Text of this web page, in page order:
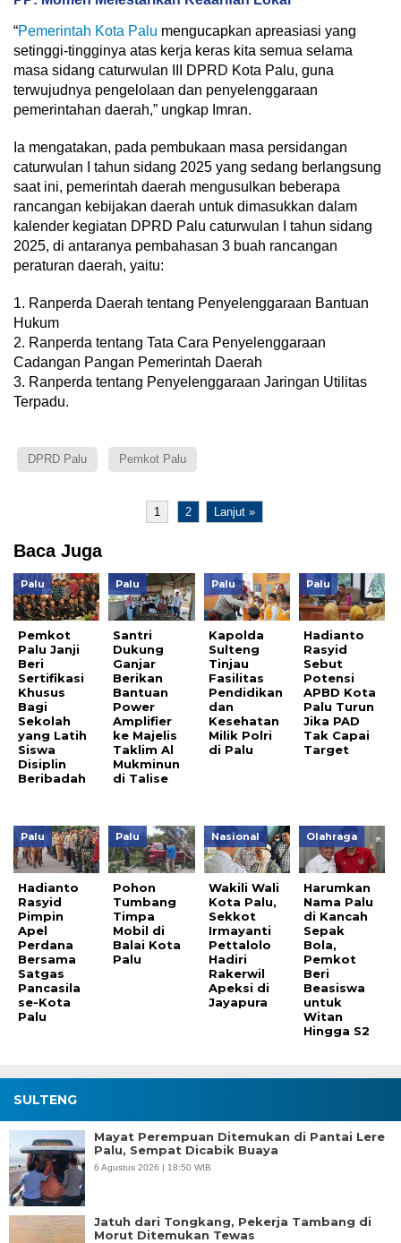
“Pemerintah Kota Palu mengucapkan apreasiasi yang
setinggi-tingginya atas kerja keras kita semua selama
masa sidang caturwulan III DPRD Kota Palu, guna
terwujudnya pengelolaan dan penyelenggaraan
pemerintahan daerah,” ungkap Imran.
Ia mengatakan, pada pembukaan masa persidangan
caturwulan I tahun sidang 2025 yang sedang berlangsung
saat ini, pemerintah daerah mengusulkan beberapa
rancangan kebijakan daerah untuk dimasukkan dalam
kalender kegiatan DPRD Palu caturwulan I tahun sidang
2025, di antaranya pembahasan 3 buah rancangan
peraturan daerah, yaitu:
1. Ranperda Daerah tentang Penyelenggaraan Bantuan
Hukum
2. Ranperda tentang Tata Cara Penyelenggaraan
Cadangan Pangan Pemerintah Daerah
3. Ranperda tentang Penyelenggaraan Jaringan Utilitas
Terpadu.
DPRD Palu Pemkot Palu
1 2 Lanjut »
Baca Juga
Palu
Pemkot
Palu Janji
Beri
Sertifikasi
Khusus
Bagi
Sekolah
yang Latih
Siswa
Disiplin
Beribadah
Palu
Santri
Dukung
Ganjar
Berikan
Bantuan
Power
Amplifier
ke Majelis
Taklim Al
Mukminun
di Talise
Palu
Kapolda
Sulteng
Tinjau
Fasilitas
Pendidikan
dan
Kesehatan
Milik Polri
di Palu
Palu
Hadianto
Rasyid
Sebut
Potensi
APBD Kota
Palu Turun
Jika PAD
Tak Capai
Target
Palu
Hadianto
Rasyid
Pimpin
Apel
Perdana
Bersama
Satgas
Pancasila
se-Kota
Palu
Palu
Pohon
Tumbang
Timpa
Mobil di
Balai Kota
Palu
Nasional
Wakili Wali
Kota Palu,
Sekkot
Irmayanti
Pettalolo
Hadiri
Rakerwil
Apeksi di
Jayapura
Olahraga
Harumkan
Nama Palu
di Kancah
Sepak
Bola,
Pemkot
Beri
Beasiswa
untuk
Witan
Hingga S2
SULTENG
Mayat Perempuan Ditemukan di Pantai Lere
Palu, Sempat Dicabik Buaya
6 Agustus 2026 | 18:50 WIB
Jatuh dari Tongkang, Pekerja Tambang di
Morut Ditemukan Tewas